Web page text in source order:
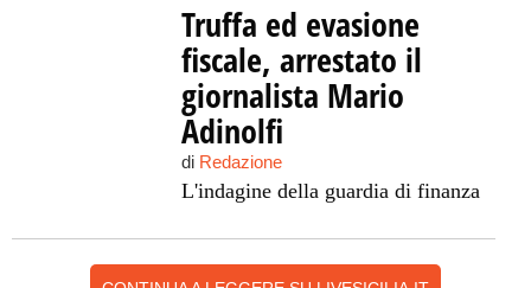
Truffa ed evasione
fiscale, arrestato il
giornalista Mario
Adinolfi
di Redazione
L'indagine della guardia di finanza